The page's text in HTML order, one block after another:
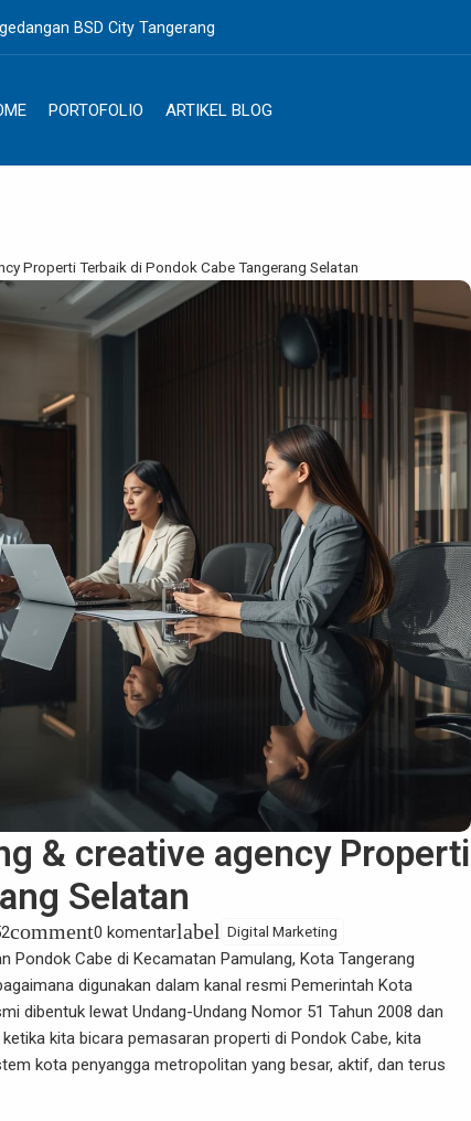
BSD City Tangerang
PORTOFOLIO ARTIKEL BLOG
Properti Terbaik di Pondok Cabe Tangerang Selatan
& creative agency Properti
Selatan
comment0 komentarlabel Digital Marketing
Pondok Cabe di Kecamatan Pamulang, Kota Tangerang
digunakan dalam kanal resmi Pemerintah Kota
dibentuk lewat Undang-Undang Nomor 51 Tahun 2008 dan
kita bicara pemasaran properti di Pondok Cabe, kita
kota penyangga metropolitan yang besar, aktif, dan terus